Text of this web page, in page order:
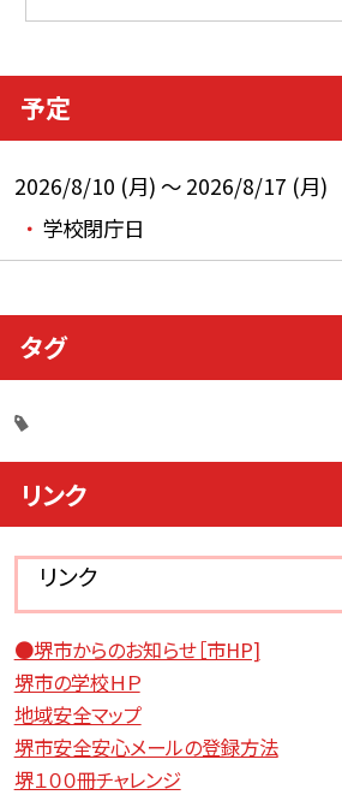
予定
2026/8/10 (月) ～ 2026/8/17 (月)
学校閉庁日
タグ
リンク
リンク
●堺市からのお知らせ［市HP]
堺市の学校ＨＰ
地域安全マップ
堺市安全安心メールの登録方法
堺１００冊チャレンジ